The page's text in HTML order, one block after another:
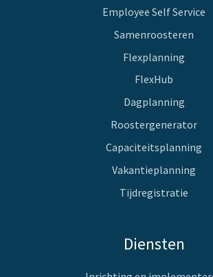
Employee Self Service
Samenroosteren
Flexplanning
FlexHub
Dagplanning
Roostergenerator
Capaciteitsplanning
Vakantieplanning
Tijdregistratie
Diensten